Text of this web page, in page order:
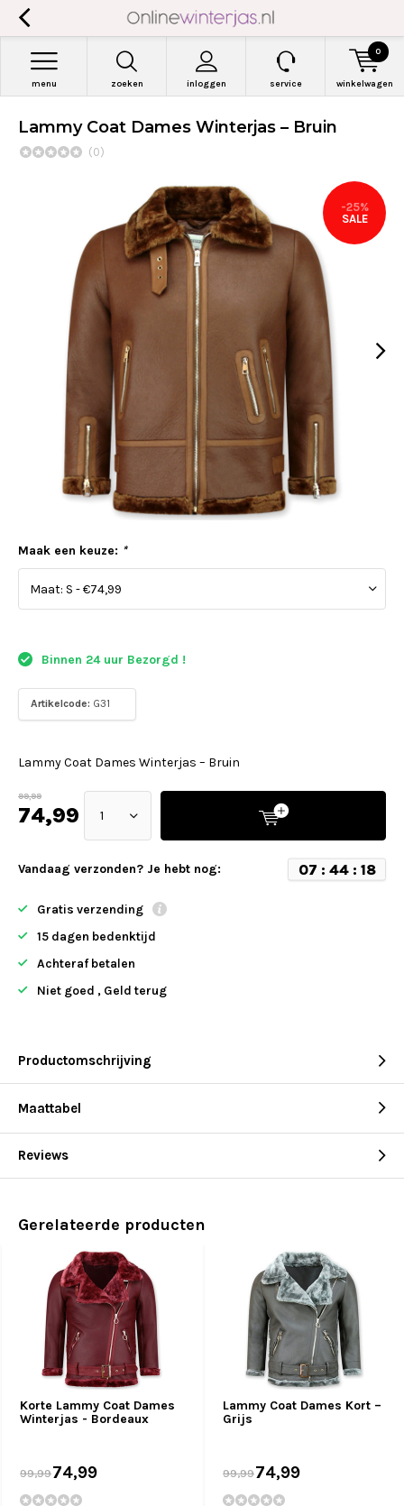
zoeken inloggen
menu service winkelwagen
0
Lammy Coat Dames Winterjas – Bruin
(0)
-25%
SALE
Maak een keuze: *
Binnen 24 uur Bezorgd !
Artikelcode: G31
Lammy Coat Dames Winterjas – Bruin
99,99
74,99
Vandaag verzonden? Je hebt nog: 07 : 44: 18
Gratis verzending
15 dagen bedenktijd
Achteraf betalen
Niet goed , Geld terug
Productomschrijving
Maattabel
Reviews
Gerelateerde producten
Korte Lammy Coat Dames
Winterjas - Bordeaux
99,9974,99
Lammy Coat Dames Kort –
Grijs
99,9974,99